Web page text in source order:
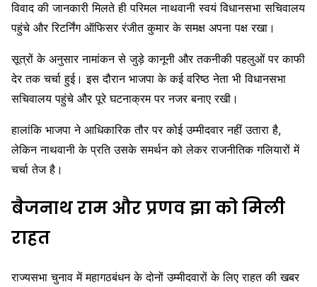
विवाद की जानकारी मिलते ही परिमल नाथवानी स्वयं विधानसभा सचिवालय
पहुंचे और रिटर्निंग ऑफिसर रंजीत कुमार के समक्ष अपना पक्ष रखा।
सूत्रों के अनुसार नामांकन से जुड़े कानूनी और तकनीकी पहलुओं पर काफी
देर तक चर्चा हुई। इस दौरान भाजपा के कई वरिष्ठ नेता भी विधानसभा
सचिवालय पहुंचे और पूरे घटनाक्रम पर नजर बनाए रखी।
हालांकि भाजपा ने आधिकारिक तौर पर कोई उम्मीदवार नहीं उतारा है,
लेकिन नाथवानी के प्रति उसके समर्थन को लेकर राजनीतिक गलियारों में
चर्चा तेज है।
बैजनाथ राम और प्रणव झा को मिली
राहत
राज्यसभा चुनाव में महागठबंधन के दोनों उम्मीदवारों के लिए राहत की खबर